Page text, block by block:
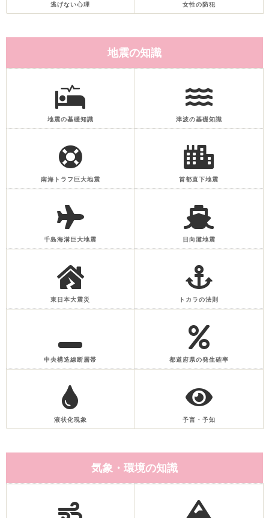
逃げない心理 女性の防犯
地震の知識
地震の基礎知識 津波の基礎知識
南海トラフ巨大地震 首都直下地震
千島海溝巨大地震 日向灘地震
東日本大震災 トカラの法則
中央構造線断層帯 都道府県の発生確率
液状化現象 予言・予知
気象・環境の知識